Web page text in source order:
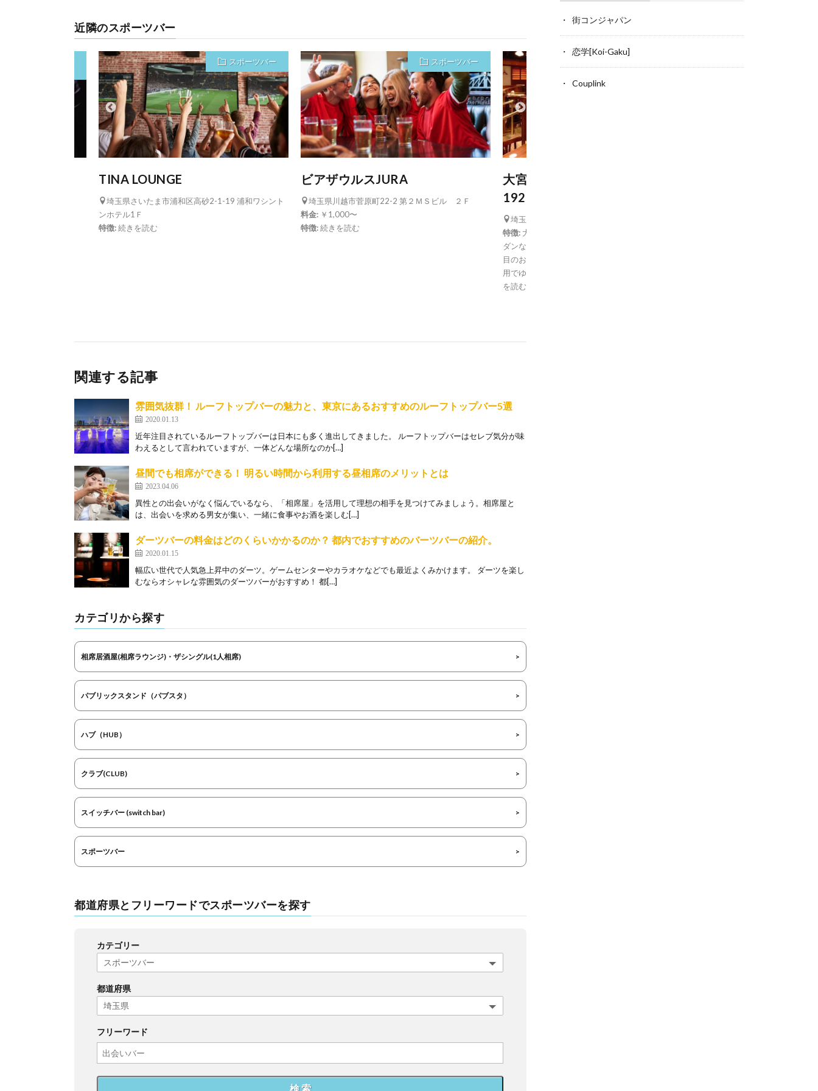
近隣のスポーツバー
スポーツバー
TINA LOUNGE
埼玉県さいたま市浦和区高砂2-1-19 浦和ワシント
ンホテル1Ｆ
特徴:続きを読む
スポーツバー
ビアザウルスJURA
埼玉県川越市菅原町22-2 第２ＭＳビル ２Ｆ
料金: ￥1,000〜
特徴:続きを読む
大宮ハイボールバー 南銀座
1923
埼玉県さいたま市大宮区仲町1-53 田村ビル１Ｆ
特徴: 大宮駅より徒歩2分の駅近立地。クラシックモ
ダンな大人の雰囲気なお洒落なカジュアルバー。一軒
目のお食事しながらのハイボールも楽しめ、二軒目利
用でゆっくりウイスキーと会話を楽しむことも
を読む
相席)
関連する記事
雰囲気抜群！ ルーフトップバーの魅力と、東京にあるおすすめのルーフトップバー5選
2020.01.13
近年注目されているルーフトップバーは日本にも多く進出してきました。 ルーフトップバーはセレブ気分が味
わえるとして言われていますが、一体どんな場所なのか[…]
昼間でも相席ができる！ 明るい時間から利用する昼相席のメリットとは
2023.04.06
異性との出会いがなく悩んでいるなら、「相席屋」を活用して理想の相手を見つけてみましょう。相席屋と
は、出会いを求める男女が集い、一緒に食事やお酒を楽しむ[…]
ダーツバーの料金はどのくらいかかるのか？ 都内でおすすめのバーツバーの紹介。
2020.01.15
幅広い世代で人気急上昇中のダーツ。ゲームセンターやカラオケなどでも最近よくみかけます。 ダーツを楽し
むならオシャレな雰囲気のダーツバーがおすすめ！ 都[…]
カテゴリから探す
相席居酒屋(相席ラウンジ)・ザシングル(1人相席)
パブリックスタンド（パブスタ）
ハブ（HUB）
クラブ(CLUB)
スイッチバー (switch bar)
スポーツバー
都道府県とフリーワードでスポーツバーを探す
カテゴリー
都道府県
フリーワード
検 索
街コンジャパン
恋学[Koi-Gaku]
Couplink